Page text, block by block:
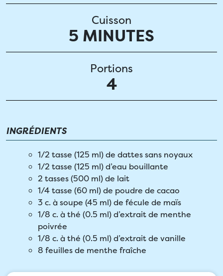
Cuisson
5 MINUTES
Portions
4
INGRÉDIENTS
1/2 tasse (125 ml) de dattes sans noyaux
1/2 tasse (125 ml) d’eau bouillante
2 tasses (500 ml) de lait
1/4 tasse (60 ml) de poudre de cacao
3 c. à soupe (45 ml) de fécule de maïs
1/8 c. à thé (0.5 ml) d’extrait de menthe
poivrée
1/8 c. à thé (0.5 ml) d’extrait de vanille
8 feuilles de menthe fraîche